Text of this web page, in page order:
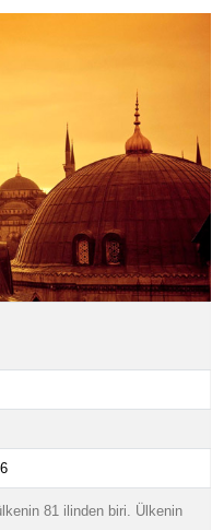
81 ilinden biri. Ülkenin